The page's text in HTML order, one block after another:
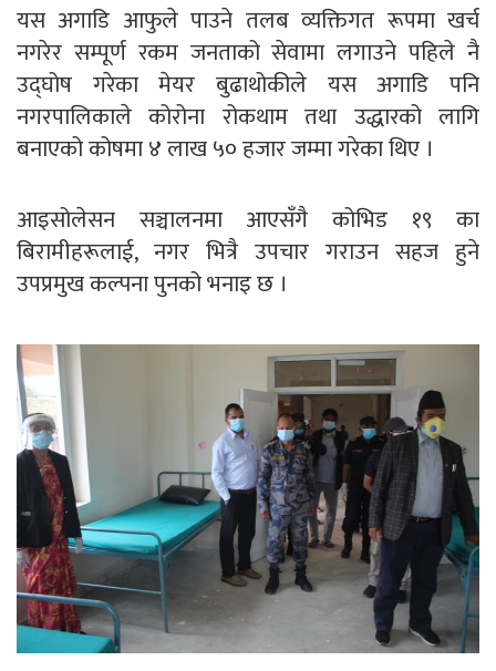
यस अगाडि आफुले पाउने तलब व्यक्तिगत रूपमा खर्च
नगरेर सम्पूर्ण रकम जनताको सेवामा लगाउने पहिले नै
उद्घोष गरेका मेयर बुढाथोकीले यस अगाडि पनि
नगरपालिकाले कोरोना रोकथाम तथा उद्धारको लागि
बनाएको कोषमा ४ लाख ५० हजार जम्मा गरेका थिए ।
आइसोलेसन सञ्चालनमा आएसँगै कोभिड १९ का
बिरामीहरूलाई, नगर भित्रै उपचार गराउन सहज हुने
उपप्रमुख कल्पना पुनको भनाइ छ ।